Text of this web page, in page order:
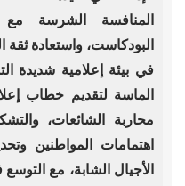
المنافسة الشرسة
البودكاست، واستعادة
في بيئة إعلامية شديدة
الماسة لتقديم خطاب
محاربة الشائعات،
اهتمامات المواطنين
الأجيال الشابة، مع